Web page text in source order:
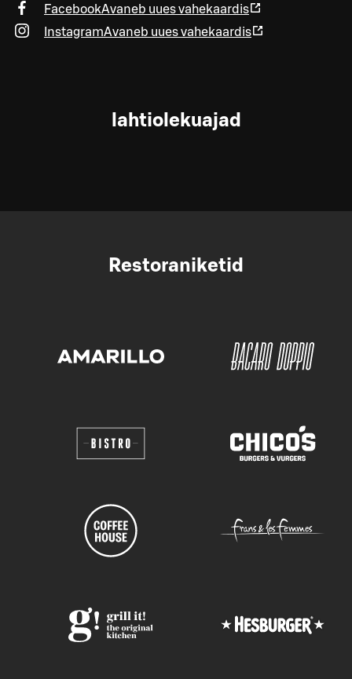
FacebookAvaneb uues vahekaardis
InstagramAvaneb uues vahekaardis
lahtiolekuajad
Restoraniketid